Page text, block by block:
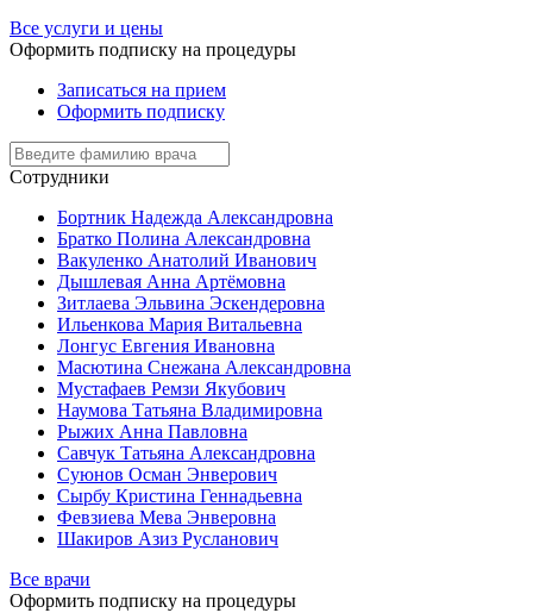
Все услуги и цены
Оформить подписку на процедуры
Записаться на прием
Оформить подписку
Сотрудники
Бортник Надежда Александровна
Братко Полина Александровна
Вакуленко Анатолий Иванович
Дышлевая Анна Артёмовна
Зитлаева Эльвина Эскендеровна
Ильенкова Мария Витальевна
Лонгус Евгения Ивановна
Масютина Снежана Александровна
Мустафаев Ремзи Якубович
Наумова Татьяна Владимировна
Рыжих Анна Павловна
Савчук Татьяна Александровна
Суюнов Осман Энверович
Сырбу Кристина Геннадьевна
Февзиева Мева Энверовна
Шакиров Азиз Русланович
Все врачи
Оформить подписку на процедуры